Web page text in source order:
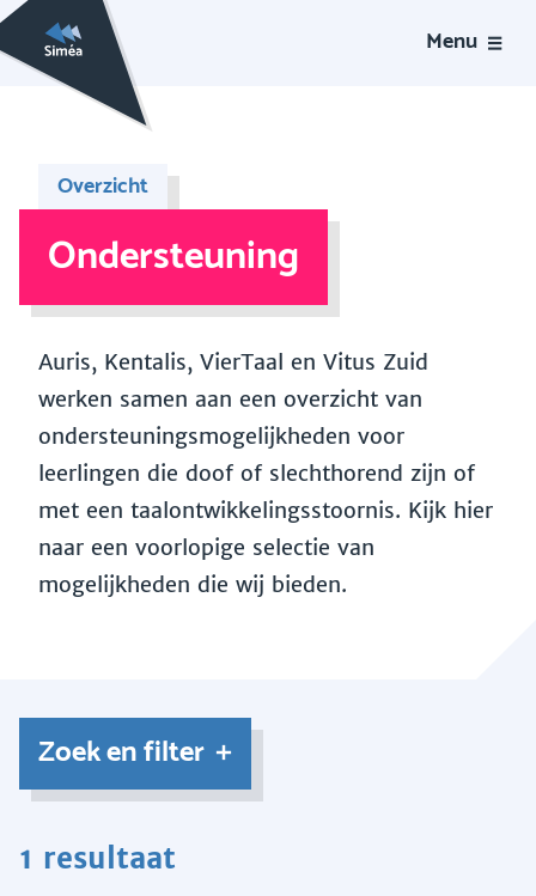
Menu
Overzicht
Ondersteuning
Auris, Kentalis, VierTaal en Vitus Zuid
werken samen aan een overzicht van
ondersteuningsmogelijkheden voor
leerlingen die doof of slechthorend zijn of
met een taalontwikkelingsstoornis. Kijk hier
naar een voorlopige selectie van
mogelijkheden die wij bieden.
Zoek en filter
1 resultaat